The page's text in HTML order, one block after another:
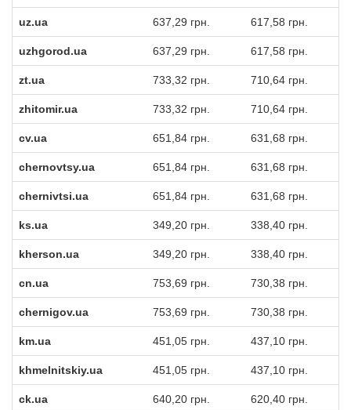
uz.ua 637,29 грн. 617,58 грн.
uzhgorod.ua 637,29 грн. 617,58 грн.
zt.ua 733,32 грн. 710,64 грн.
zhitomir.ua 733,32 грн. 710,64 грн.
cv.ua 651,84 грн. 631,68 грн.
chernovtsy.ua 651,84 грн. 631,68 грн.
chernivtsi.ua 651,84 грн. 631,68 грн.
ks.ua 349,20 грн. 338,40 грн.
kherson.ua 349,20 грн. 338,40 грн.
cn.ua 753,69 грн. 730,38 грн.
chernigov.ua 753,69 грн. 730,38 грн.
km.ua 451,05 грн. 437,10 грн.
khmelnitskiy.ua 451,05 грн. 437,10 грн.
ck.ua 640,20 грн. 620,40 грн.